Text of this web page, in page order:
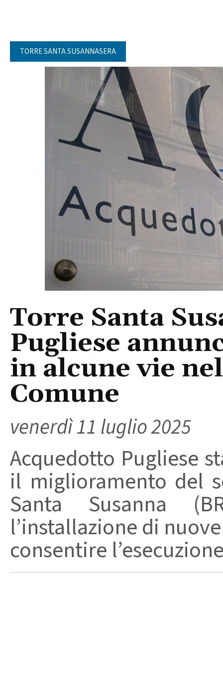
TORRE SANTA SUSANNASERA
Torre Santa
Pugliese
in alcune vie
Comune
venerdì 11 luglio 2025
Acquedotto Pugliese
il miglioramento del
Santa Susanna
l’installazione di
consentire